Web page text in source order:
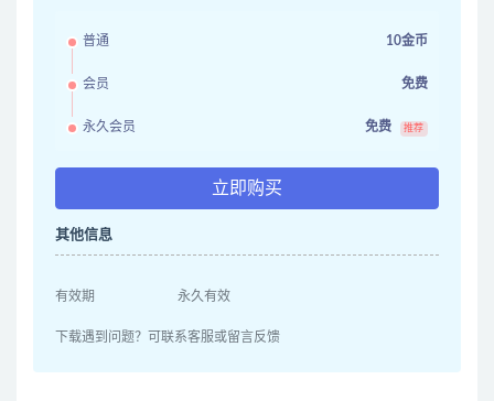
普通 10金币
会员 免费
永久会员 免费 推荐
立即购买
其他信息
有效期 永久有效
下载遇到问题？可联系客服或留言反馈